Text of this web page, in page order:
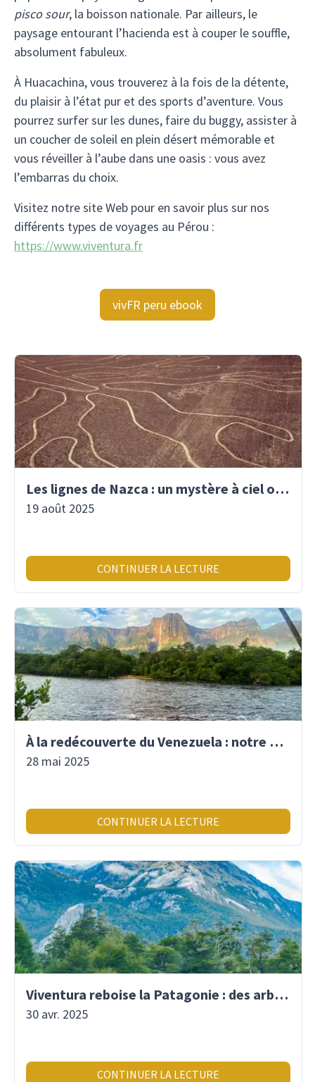
pisco sour, la boisson nationale. Par ailleurs, le
paysage entourant l’hacienda est à couper le souffle,
absolument fabuleux.
À Huacachina, vous trouverez à la fois de la détente,
du plaisir à l’état pur et des sports d’aventure. Vous
pourrez surfer sur les dunes, faire du buggy, assister à
un coucher de soleil en plein désert mémorable et
vous réveiller à l’aube dans une oasis : vous avez
l’embarras du choix.
Visitez notre site Web pour en savoir plus sur nos
différents types de voyages au Pérou :
https://www.viventura.fr
vivFR peru ebook
Les lignes de Nazca : un mystère à ciel ouvert
19 août 2025
CONTINUER LA LECTURE
À la redécouverte du Venezuela : notre premier voyage là-bas depuis 2017
28 mai 2025
CONTINUER LA LECTURE
Viventura reboise la Patagonie : des arbres plantés pour demain !
30 avr. 2025
CONTINUER LA LECTURE